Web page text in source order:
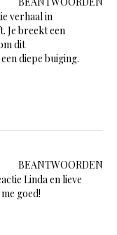
verhaal in
Je breekt een
dit
diepe buiging.
BEANTWOORDEN
Linda en lieve
goed!